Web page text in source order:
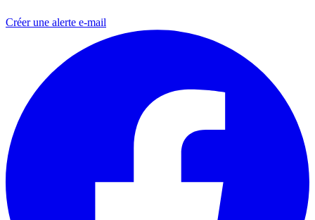
Créer une alerte e-mail